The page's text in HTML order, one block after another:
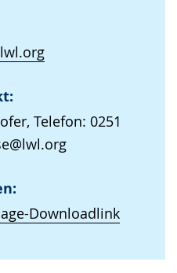
Telefon: 0251
Downloadlink